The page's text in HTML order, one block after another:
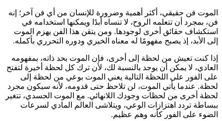
الموت فن حقيقي، أكثر أهمية وضرورة للإنسان من أي فن آخر؛ إنه
فن، بمجرد أن تتعلمه الروح، لا تنساه أبدًا ويمكنها استخدامه في
استكشاف حقائق أخرى لوجودها. ومن يتقن هذا الفن يهزم الموت
إلى الأبد، إذ يصبح مفهومًا له معناه الخيري ودوره التحرري بأكمله.
إذا كنت تعيش من لحظة إلى أخرى، فإن الموت بحد ذاته، بمفهومه
العادي، لا يمكن أن يوجد بالنسبة لك، لأن ترك كل لحظة أخيرة لتفتح
على الفور على اللحظة التالية يعني الموت بوعي من لحظة إلى
لحظة. عندما يأتي الموت، لن تلاحظ حتى قدومه، لأنه سيكون مجرد
لحظة أخرى من لحظات وجودك اللانهائي. مع الموت الجسدي، تتغير
ببساطة تردد اهتزازات الوعي، ويتلاشى العالم المادي لسرعات
الضوء على الفور كأنه وهم عظيم.